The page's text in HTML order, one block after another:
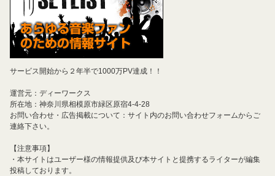
サービス開始から２年半で1000万PV達成！！
運営元：ディーワークス
所在地：神奈川県相模原市緑区原宿4-4-28
お問い合わせ・広告掲載について：サイト内のお問い合わせフォームからご
連絡下さい。
【注意事項】
・本サイトはユーザー様の情報提供及び本サイトと提携するライターが編集
投稿しております。